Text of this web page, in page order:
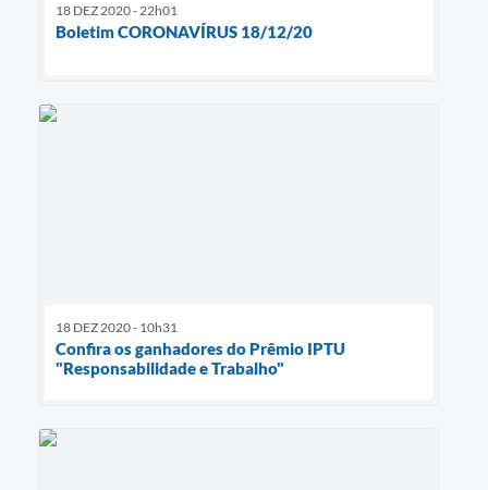
18 DEZ 2020 - 22h01
Boletim CORONAVÍRUS 18/12/20
18 DEZ 2020 - 10h31
Confira os ganhadores do Prêmio IPTU
"Responsabilidade e Trabalho"